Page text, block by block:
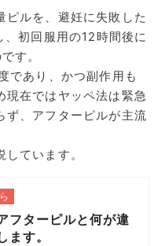
ルを、避妊に失敗した
初回服用の12時間後に
す。
であり、かつ副作用も
現在ではヤッペ法は緊急
ず、アフターピルが主流
ています。
フターピルと何が違
ます。